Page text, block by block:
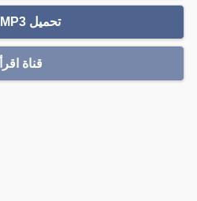
تحميل MP3
قناة اقرأ